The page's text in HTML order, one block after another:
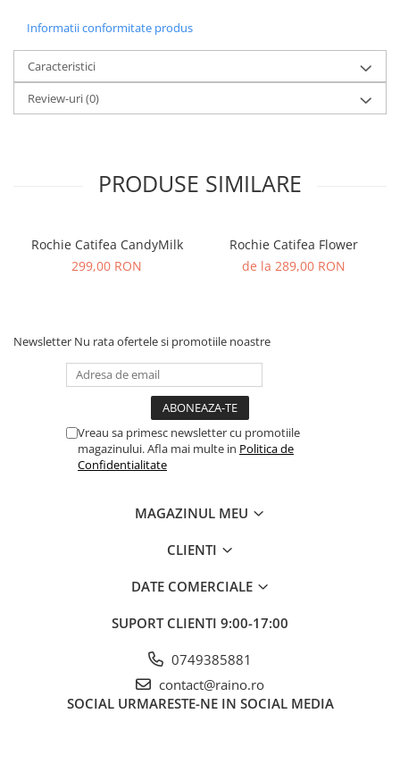
Informatii conformitate produs
Caracteristici
Review-uri(0)
PRODUSE SIMILARE
Rochie Catifea CandyMilk
299,00 RON
Rochie Catifea Flower
de la 289,00 RON
Newsletter Nu rata ofertele si promotiile noastre
Vreau sa primesc newsletter cu promotiile
magazinului. Afla mai multe in Politica de
Confidentialitate
MAGAZINUL MEU
CLIENTI
DATE COMERCIALE
SUPORT CLIENTI 9:00-17:00
0749385881
contact@raino.ro
SOCIAL URMARESTE-NE IN SOCIAL MEDIA